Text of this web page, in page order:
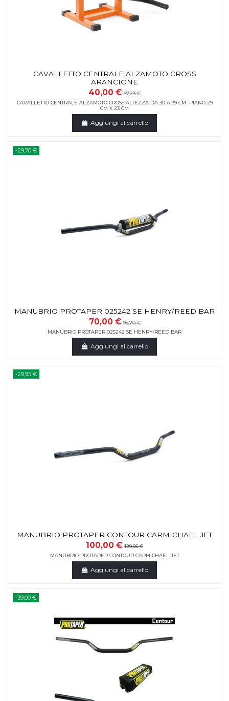
CAVALLETTO CENTRALE ALZAMOTO CROSS
ARANCIONE
40,00 € 67,23 €
CAVALLETTO CENTRALE ALZAMOTO CROSS ALTEZZA DA 30 A 39 CM PIANO 29
CM X 23 CM
Aggiungi al carrello
-29,70 €
MANUBRIO PROTAPER 025242 SE HENRY/REED BAR
70,00 €99,70 €
MANUBRIO PROTAPER 025242 SE HENRY/REED BAR
Aggiungi al carrello
-29,95 €
MANUBRIO PROTAPER CONTOUR CARMICHAEL JET
100,00 € 129,95 €
MANUBRIO PROTAPER CONTOUR CARMICHAEL JET
Aggiungi al carrello
-39,00 €